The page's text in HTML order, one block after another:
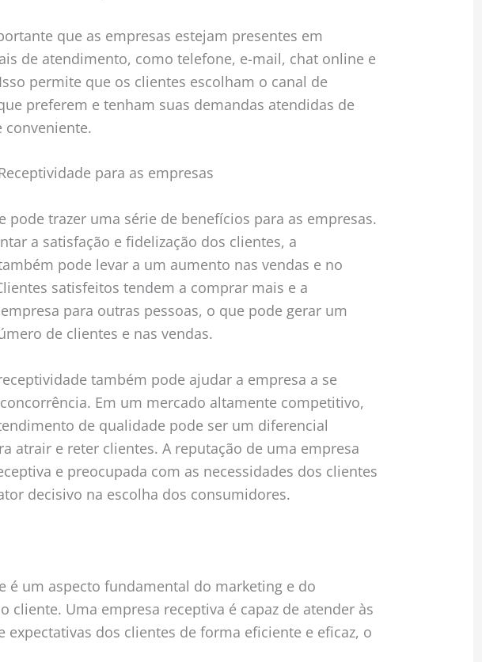
que as empresas estejam presentes em
de atendimento, como telefone, e-mail, chat online e
permite que os clientes escolham o canal de
preferem e tenham suas demandas atendidas de
conveniente.
para as empresas
pode trazer uma série de benefícios para as empresas.
a satisfação e fidelização dos clientes, a
pode levar a um aumento nas vendas e no
satisfeitos tendem a comprar mais e a
para outras pessoas, o que pode gerar um
de clientes e nas vendas.
também pode ajudar a empresa a se
Em um mercado altamente competitivo,
de qualidade pode ser um diferencial
atrair e reter clientes. A reputação de uma empresa
e preocupada com as necessidades dos clientes
decisivo na escolha dos consumidores.
é um aspecto fundamental do marketing e do
cliente. Uma empresa receptiva é capaz de atender às
expectativas dos clientes de forma eficiente e eficaz, o